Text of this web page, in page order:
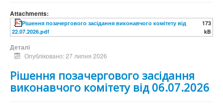
Attachments:
Рішення позачергового засідання виконавчого комітету від
22.07.2026.pdf
173
kB
Деталі
Опубліковано: 27 липня 2026
Рішення позачергового засідання
виконавчого комітету від 06.07.2026